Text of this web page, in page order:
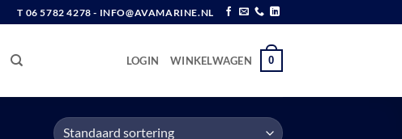
T 06 5782 4278 - INFO@AVAMARINE.NL
LOGIN WINKELWAGEN 0